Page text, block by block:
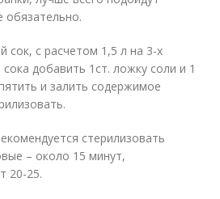
обязательно.
сок, с расчетом 1,5 л на 3-х
добавить 1ст. ложку соли и 1
и залить содержимое
стерилизовать
– около 15 минут,
20-25.